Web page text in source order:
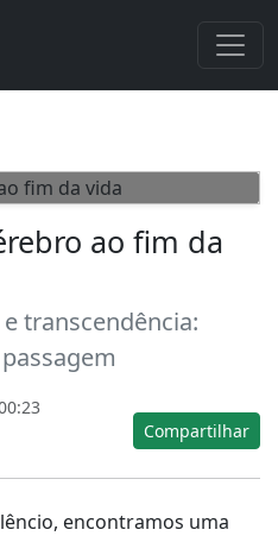
ao fim da
transcendência:
Compartilhar
encontramos uma